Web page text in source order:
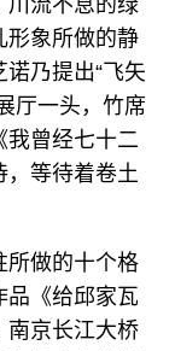
川流不息的绿
形象所做的静
乃提出“飞矢
厅一头，竹席
我曾经七十二
，等待着卷土
所做的十个格
品《给邱家瓦
南京长江大桥